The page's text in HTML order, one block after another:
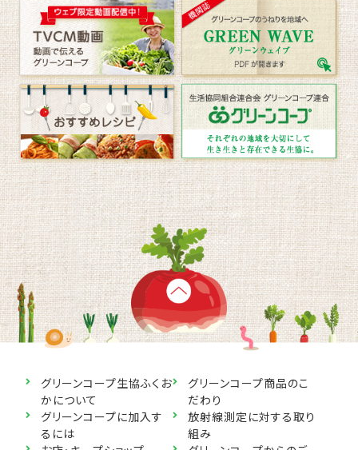
グリーンコープ生協ふくお
かについて
グリーンコープ商品のこ
だわり
グリーンコープに加入す
るには
放射線測定に対する取り
組み